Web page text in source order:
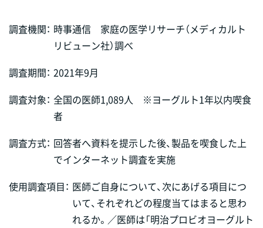
調査機関： 時事通信 家庭の医学リサーチ（メディカルト
リビューン社）調べ
調査期間： 2021年9月
調査対象： 全国の医師1,089人 ※ヨーグルト1年以内喫食
者
調査方式： 回答者へ資料を提示した後、製品を喫食した上
でインターネット調査を実施
使用調査項目： 医師ご自身について、次にあげる項目につ
いて、それぞれどの程度当てはまると思わ
れるか。／医師は「明治プロビオヨーグルト